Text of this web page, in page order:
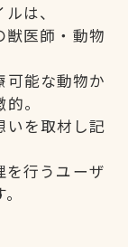
は、
獣医師・動物
可能な動物か
。
いを取材し記
を行うユーザ